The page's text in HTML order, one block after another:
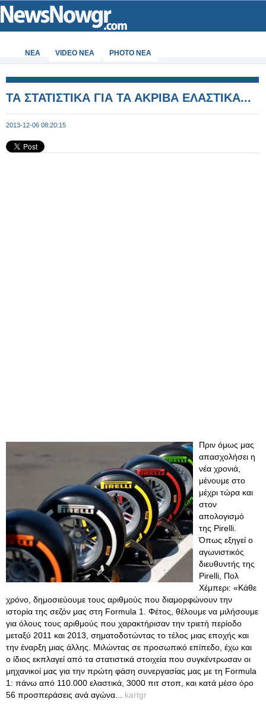
ΝΕΑ VIDEO NEA PHOTO NEA
ΤΑ ΣΤΑΤΙΣΤΙΚΑ ΓΙΑ ΤΑ ΑΚΡΙΒΑ ΕΛΑΣΤΙΚΑ...
2013-12-06 08:20:15
Πριν όμως μας
απασχολήσει η
νέα χρονιά,
μένουμε στο
μέχρι τώρα και
στον
απολογισμό
της Pirelli.
Όπως εξηγεί ο
αγωνιστικός
διευθυντής της
Pirelli, Πολ
Χέμπερι: «Κάθε
χρόνο, δημοσιεύουμε τους αριθμούς που διαμορφώνουν την
ιστορία της σεζόν μας στη Formula 1. Φέτος, θέλουμε να μιλήσουμε
για όλους τους αριθμούς που χαρακτήρισαν την τριετή περίοδο
μεταξύ 2011 και 2013, σηματοδοτώντας το τέλος μιας εποχής και
την έναρξη μιας άλλης. Μιλώντας σε προσωπικό επίπεδο, έχω και
ο ίδιος εκπλαγεί από τα στατιστικά στοιχεία που συγκέντρωσαν οι
μηχανικοί μας για την πρώτη φάση συνεργασίας μας με τη Formula
1: πάνω από 110.000 ελαστικά, 3000 πιτ στοπ, και κατά μέσο όρο
56 προσπεράσεις ανά αγώνα... kartgr